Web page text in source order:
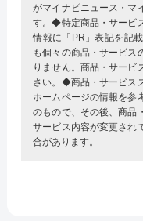
がマイナビニュース・マ
す。◆特定商品・サービ
情報に「PR」表記を記
も個々の商品・サービス
りません。商品・サービ
さい。◆商品・サービス
ホームページの情報を参
のもので、その後、商品
サービス内容が変更され
合があります。